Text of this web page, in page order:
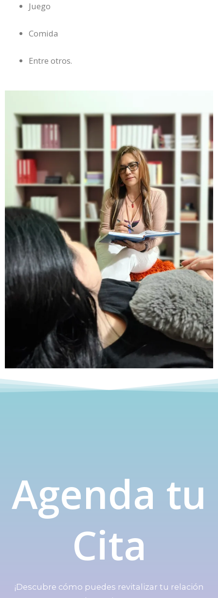
Juego
Comida
Entre otros.
Agenda tu
Cita
¡Descubre cómo puedes revitalizar tu relación